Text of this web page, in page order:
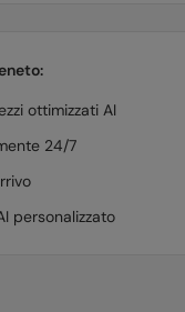
:
ottimizzati AI
24/7
personalizzato